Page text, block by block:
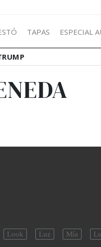
TAPAS ESPECIAL
Look Luz Mía